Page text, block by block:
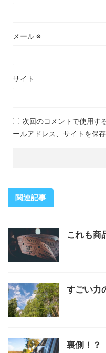
メール ※
サイト
次回のコメントで使用す
ールアドレス、サイトを保存
関連記事
これも商
すごい力
裏側！？